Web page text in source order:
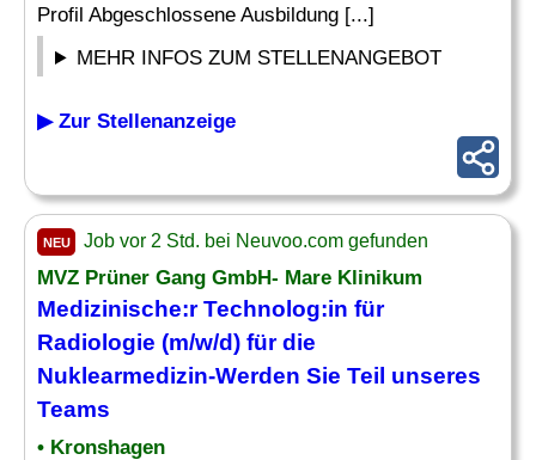
Profil Abgeschlossene Ausbildung [...]
MEHR INFOS ZUM STELLENANGEBOT
▶ Zur Stellenanzeige
NEU Job vor 2 Std. bei Neuvoo.com gefunden
MVZ Prüner Gang GmbH- Mare Klinikum
Medizinische:r Technolog:in für
Radiologie (m/w/d) für die
Nuklearmedizin-Werden Sie Teil unseres
Teams
• Kronshagen